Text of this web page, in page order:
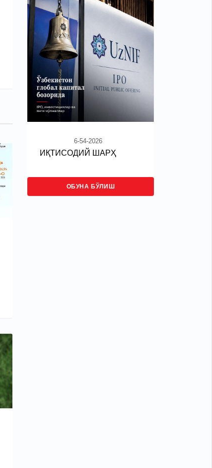
6-54-2026
ИҚТИСОДИЙ ШАРҲ
ОБУНА БЎЛИШ